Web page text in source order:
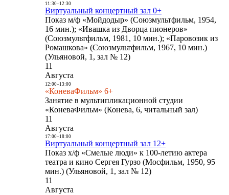
11:30- 12:30
Виртуальный концертный зал 0+
Показ м/ф «Мойдодыр» (Союзмультфильм, 1954,
16 мин.); «Ивашка из Дворца пионеров»
(Союзмультфильм, 1981, 10 мин.); «Паровозик из
Ромашкова» (Союзмультфильм, 1967, 10 мин.)
(Ульяновой, 1, зал № 12)
11
Августа
12:00- 13:00
«КоневаФильм» 6+
Занятие в мультипликационной студии
«КоневаФильм» (Конева, 6, читальный зал)
11
Августа
17:00- 18:00
Виртуальный концертный зал 12+
Показ х/ф «Смелые люди» к 100-летию актера
театра и кино Сергея Гурзо (Мосфильм, 1950, 95
мин.) (Ульяновой, 1, зал № 12)
11
Августа